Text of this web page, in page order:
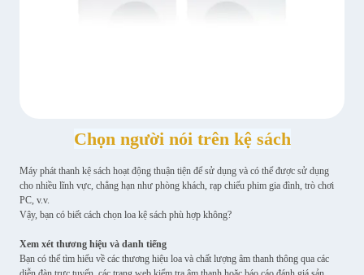
Chọn người nói trên kệ sách
Máy phát thanh kệ sách hoạt động thuận tiện để sử dụng và có thể được sử dụng
cho nhiều lĩnh vực, chẳng hạn như phòng khách, rạp chiếu phim gia đình, trò chơi
PC, v.v.
Vậy, bạn có biết cách chọn loa kệ sách phù hợp không?
Xem xét thương hiệu và danh tiếng
Bạn có thể tìm hiểu về các thương hiệu loa và chất lượng âm thanh thông qua các